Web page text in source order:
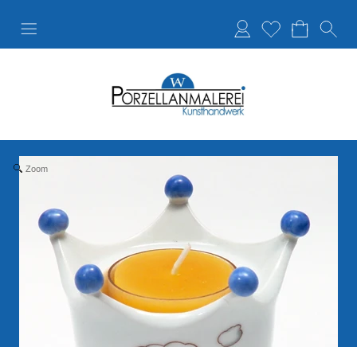
Anmelden
Merkliste
Zoom